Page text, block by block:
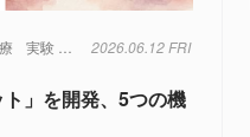
実験 材料 磁場 細胞
2026.06.12 FRI
」を開発、5つの機